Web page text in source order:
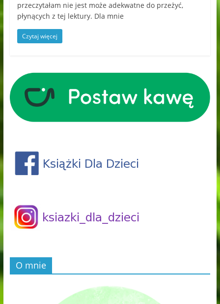
przeczytałam nie jest może adekwatne do przeżyć,
płynących z tej lektury. Dla mnie
Czytaj więcej
O mnie